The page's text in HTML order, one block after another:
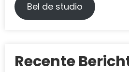
Bel de studio
Recente